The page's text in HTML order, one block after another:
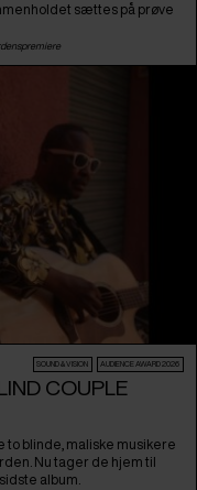
sættes på prøve
SOUND & VISION AUDIENCE AWARD 2026
COUPLE
blinde, maliske musikere
Nu tager de hjem til
album.